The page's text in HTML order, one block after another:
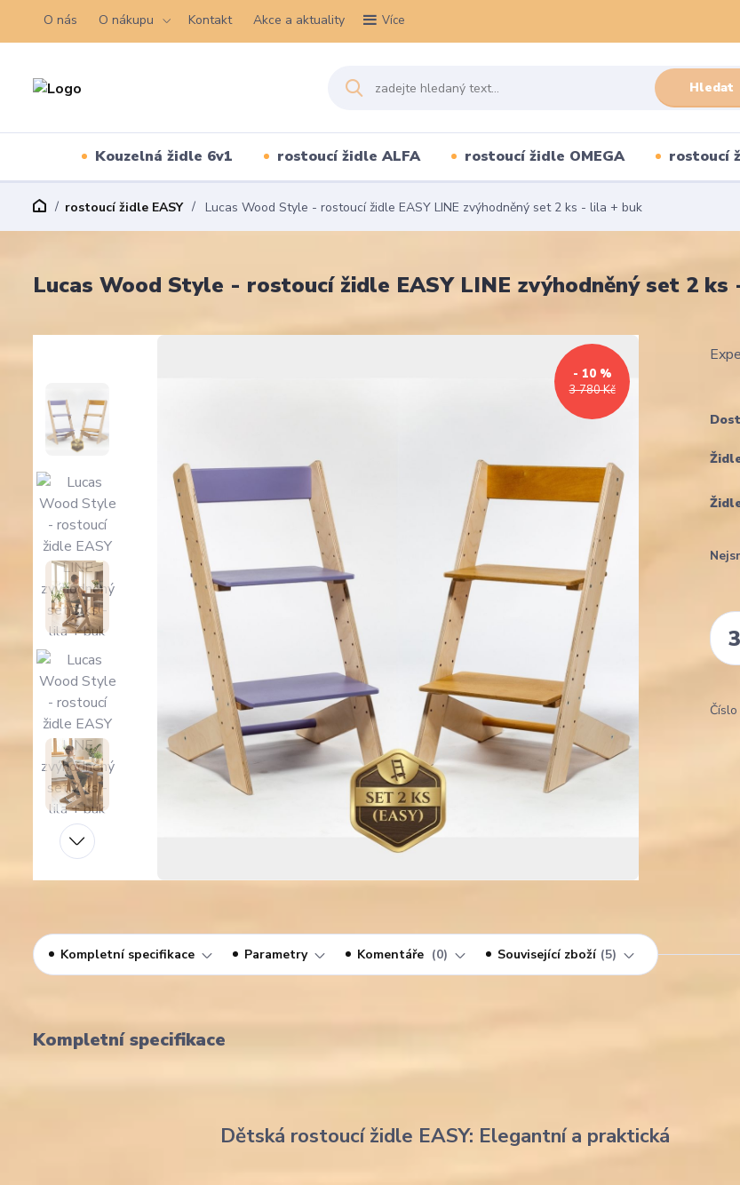
O nás O nákupu Kontakt Akce a aktuality Více
Hledat
Kouzelná židle 6v1 rostoucí židle ALFA rostoucí židle OMEGA rostoucí
rostoucí židle EASY Lucas Wood Style - rostoucí židle EASY LINE zvýhodněný set 2 ks - lila + buk
Lucas Wood Style - rostoucí židle EASY LINE zvýhodněný set 2
3 780 Kč
- 10 %
Kompletní specifikace Parametry Komentáře 0 Související zboží 5
Kompletní specifikace
Dětská rostoucí židle EASY: Elegantní a praktická